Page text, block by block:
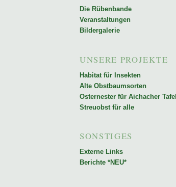
Die Rübenbande
Veranstaltungen
Bildergalerie
UNSERE PROJEKTE
Habitat für Insekten
Alte Obstbaumsorten
Osternester für Aichacher Tafel
Streuobst für alle
SONSTIGES
Externe Links
Berichte *NEU*